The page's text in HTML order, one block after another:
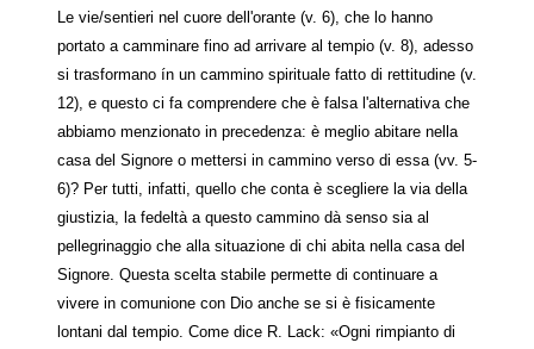
Le vie/sentieri nel cuore dell'orante (v. 6), che lo hanno
portato a camminare fino ad arrivare al tempio (v. 8), adesso
si trasformano ín un cammino spirituale fatto di rettitudine (v.
12), e questo ci fa comprendere che è falsa l'alternativa che
abbiamo menzionato in precedenza: è meglio abitare nella
casa del Signore o mettersi in cammino verso di essa (vv. 5-
6)? Per tutti, infatti, quello che conta è scegliere la via della
giustizia, la fedeltà a questo cammino dà senso sia al
pellegrinaggio che alla situazione di chi abita nella casa del
Signore. Questa scelta stabile permette di continuare a
vivere in comunione con Dio anche se si è fisicamente
lontani dal tempio. Come dice R. Lack: «Ogni rimpianto di